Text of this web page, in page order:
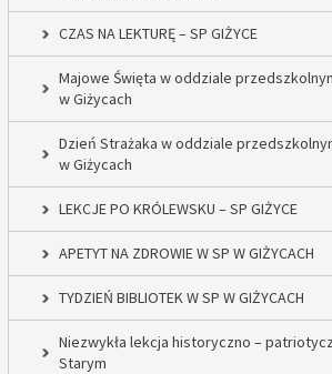
CZAS NA LEKTURĘ – SP GIŻYCE
Majowe Święta w oddziale
w Giżycach
Dzień Strażaka w oddziale
w Giżycach
LEKCJE PO KRÓLEWSKU – SP GIŻYCE
APETYT NA ZDROWIE W SP W GIŻYCACH
TYDZIEŃ BIBLIOTEK W SP W GIŻYCACH
Niezwykła lekcja historyczno –
Starym